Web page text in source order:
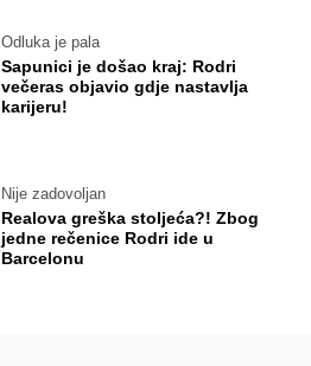
Odluka je pala
Sapunici je došao kraj: Rodri
večeras objavio gdje nastavlja
karijeru!
Nije zadovoljan
Realova greška stoljeća?! Zbog
jedne rečenice Rodri ide u
Barcelonu